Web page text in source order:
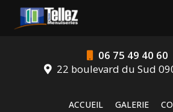
contenu
06 75 49 40 60
22 boulevard du Sud
ACCUEIL
GALERIE